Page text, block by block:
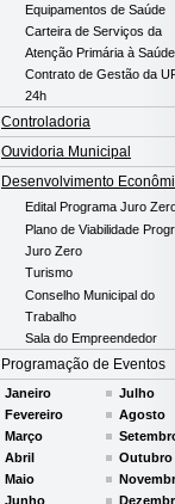
Equipamentos de Saúde
Carteira de Serviços da
Atenção Primária à Saúde
Contrato de Gestão da
24h
Controladoria
Ouvidoria Municipal
Desenvolvimento
Edital Programa Juro
Plano de Viabilidade
Juro Zero
Turismo
Conselho Municipal do
Trabalho
Sala do Empreendedor
Programação de Eventos
Janeiro
Fevereiro
Março
Abril
Maio
Junho
Julho
Agosto
Outubro